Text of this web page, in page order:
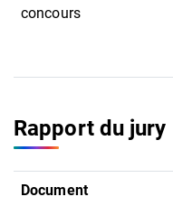
concours
Rapport du jury
Document